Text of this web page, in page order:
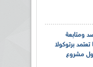
ومتابعة
برتوكولا
مشروع